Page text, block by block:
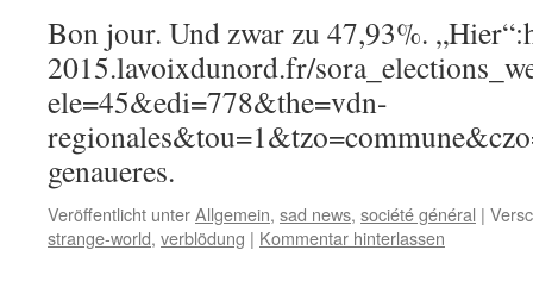
Bon jour. Und zwar zu 47,93%.
2015.lavoixdunord.fr/
ele=45&edi=778&the=vdn-
genaueres.
Veröffentlicht unterAllgemein, sad news, société général |
strange-world, verblödung | Kommentar hinterlassen